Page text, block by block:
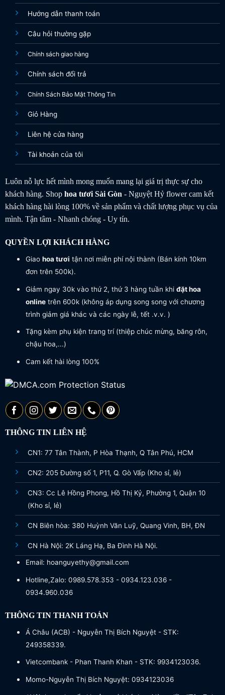
Hướng dẫn thanh toán
Câu hỏi thường gặp
Chính sách giao hàng
Chính sách đổi trả
Chính Sách Bảo Mật Thông Tin
Giỏ Hàng
Liên hệ cửa hàng
Tài khoản của tôi
Luôn nỗ lực hết mình mong muốn mang lại giá trị thực sự cho
khách hàng. Shop hoa tươiSài Gòn - Nguyệt Hỷ flower cam kết
khách hàng hài lòng 100% về sản phẩm và chất lượng phục vụ của
mình. Tận tâm - Nhanh chóng - Uy tín.
QUYỀN LỢI KHÁCH HÀNG
Giao hoa tươi tận nơi miễn phí nội thành (Bán kính 10km
đơn trên 500k).
Giảm ngay 30k vào thứ 2, thứ 3 hàng tuần khi đặt hoa
onlinetrên 600k (không áp dụng song song với chương
trình giảm giá khác và các ngày lễ, tết .v.v. )
Tặng kèm phụ kiện trang trí (thiệp chúc mừng, băng rôn,
chậu hoa,...)
Cam kết hài lòng 100%
THÔNG TIN LIÊN HỆ
CN1: 77 Tân Thành, P Hòa Thạnh, Q Tân Phú, HCM
CN2: 205 Đường số 1, P11, Q. Gò Vấp (Kho sỉ, lẻ)
CN3: Cc Lê Hồng Phong, Hồ Thị Kỷ, Phường 1, Quận 10
(Kho sỉ, lẻ)
CN Biên hòa: 380 Huỳnh Văn Luỹ, Quang Vinh, BH, ĐN
CN Hà Nội: 2K Láng Hạ, Ba Đình Hà Nội.
Email: hoanguyethy@gmail.com
Hotline,Zalo: 0989.578.353 - 0934.123.036 -
0934.960.036
THÔNG TIN THANH TOÁN
Á Châu (ACB) - Nguyễn Thị Bích Nguyệt - STK:
249358339.
Vietcombank - Phan Thanh Khan - STK: 9934123036.
Momo-Nguyễn Thị Bích Nguyệt: 0934123036